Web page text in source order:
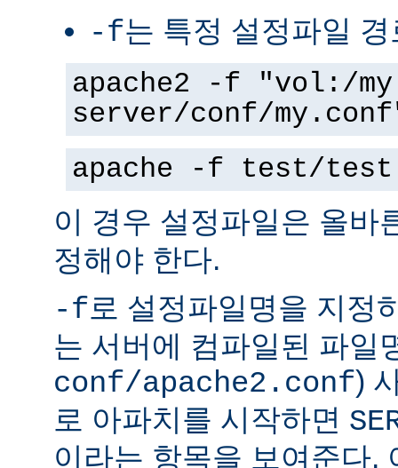
-f는 특정 설정파일
apache2 -f "vol:/my
server/conf/
apache -f test/
이 경우 설정파일은 올바
정해야 한다.
-f로 설정파일명을 지정
는 서버에 컴파일된 파일
conf/apache2.conf)
로 아파치를 시작하면
이라는 항목을 보여준다.